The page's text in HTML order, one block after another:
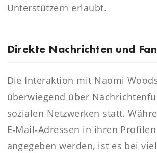
Unterstützern erlaubt.
Direkte Nachrichten und
Die Interaktion mit Naomi
überwiegend über
sozialen Netzwerken statt.
E‑Mail‑Adressen in ihren
angegeben werden, ist es bei